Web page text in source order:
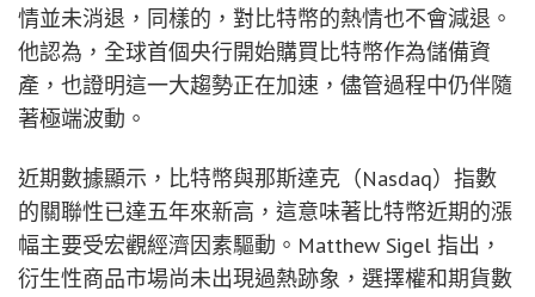
情並未消退，同樣的，對比特幣的熱情也不會減退。
他認為，全球首個央行開始購買比特幣作為儲備資
產，也證明這一大趨勢正在加速，儘管過程中仍伴隨
著極端波動。
近期數據顯示，比特幣與那斯達克（Nasdaq）指數
的關聯性已達五年來新高，這意味著比特幣近期的漲
幅主要受宏觀經濟因素驅動。Matthew Sigel 指出，
衍生性商品市場尚未出現過熱跡象，選擇權和期貨數